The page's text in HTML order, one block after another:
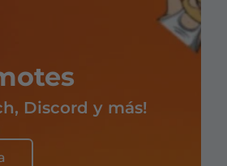
Discord y más!